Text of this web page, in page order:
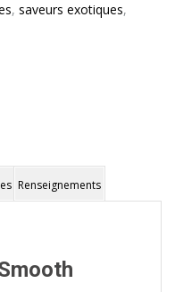
, saveurs exotiques,
Renseignements